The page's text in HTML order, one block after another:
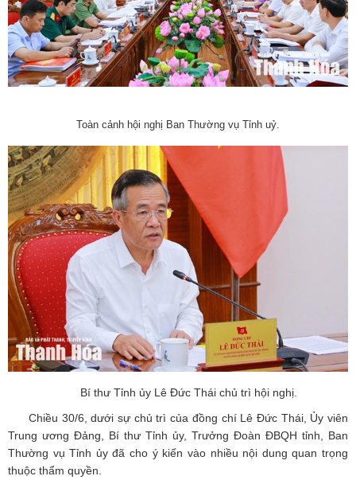
Toàn cảnh hội nghị Ban Thường vụ Tỉnh uỷ.
Bí thư Tỉnh ủy Lê Đức Thái chủ trì hội nghị.
Chiều 30/6, dưới sự chủ trì của đồng chí Lê Đức Thái, Ủy viên
Trung ương Đảng, Bí thư Tỉnh ủy, Trưởng Đoàn ĐBQH tỉnh, Ban
Thường vụ Tỉnh ủy đã cho ý kiến vào nhiều nội dung quan trọng
thuộc thẩm quyền.